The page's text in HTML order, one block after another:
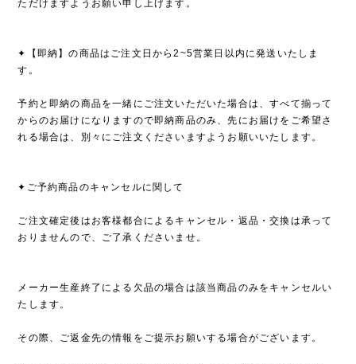
ただけますようお願い申し上げます。
✦【即納】の商品はご注文日から2~5営業日以内に発送いたしま
す。
予約と即納の商品を一緒にご注文いただいた場合は、すべて揃って
からのお届けになりますので即納商品のみ、先にお届けをご希望さ
れる場合は、別々にご注文くださいますようお願いいたします。
✦ご予約商品のキャンセルに関して
ご注文確定後はお客様都合によるキャンセル・返品・交換は承って
おりませんので、ご了承くださいませ。
メーカー生産終了による欠品の場合は該当商品のみをキャンセルい
たします。
その際、ご返金先の情報をご提示お願いする場合がございます。